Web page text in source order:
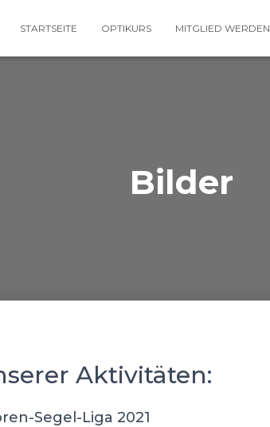
STARTSEITE OPTIKURS MITGLIED WERDEN
Bilder
Aktivitäten:
Segel-Liga 2021